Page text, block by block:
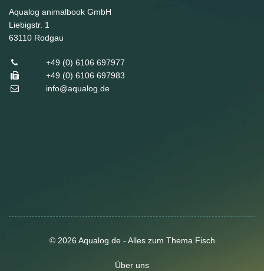
Aqualog animalbook GmbH
Liebigstr. 1
63110 Rodgau
+49 (0) 6106 697977
+49 (0) 6106 697983
info@aqualog.de
© 2026 Aqualog.de - Alles zum Thema Fisch
Über uns